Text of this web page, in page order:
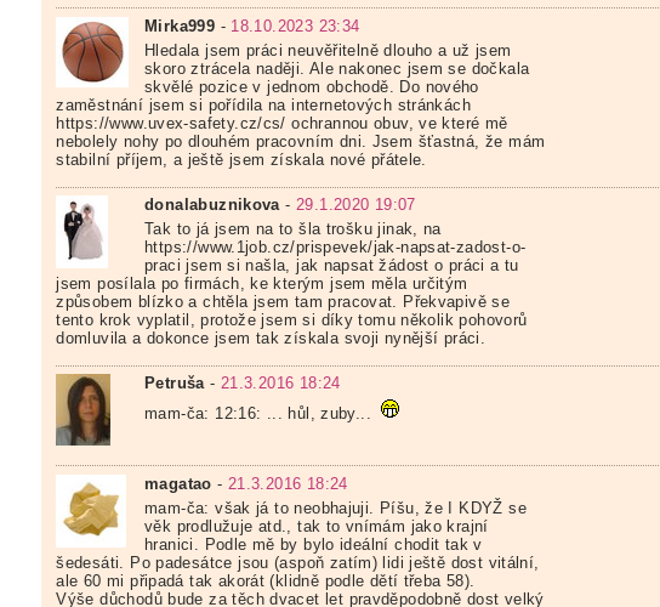
Mirka999 - 18.10.2023 23:34
Hledala jsem práci neuvěřitelně dlouho a už jsem
skoro ztrácela naději. Ale nakonec jsem se dočkala
skvělé pozice v jednom obchodě. Do nového
zaměstnání jsem si pořídila na internetových stránkách
https://www.uvex-safety.cz/cs/ ochrannou obuv, ve které mě
nebolely nohy po dlouhém pracovním dni. Jsem šťastná, že mám
stabilní příjem, a ještě jsem získala nové přátele.
donalabuznikova-29.1.2020 19:07
Tak to já jsem na to šla trošku jinak, na
https://www.1job.cz/prispevek/jak-napsat-zadost-o-
praci jsem si našla, jak napsat žádost o práci a tu
jsem posílala po firmách, ke kterým jsem měla určitým
způsobem blízko a chtěla jsem tam pracovat. Překvapivě se
tento krok vyplatil, protože jsem si díky tomu několik pohovorů
domluvila a dokonce jsem tak získala svoji nynější práci.
Petruša- 21.3.2016 18:24
mam-ča: 12:16: ... hůl, zuby...
magatao - 21.3.2016 18:24
mam-ča: však já to neobhajuji. Píšu, že I KDYŽ se
věk prodlužuje atd., tak to vnímám jako krajní
hranici. Podle mě by bylo ideální chodit tak v
šedesáti. Po padesátce jsou (aspoň zatím) lidi ještě dost vitální,
ale 60 mi připadá tak akorát (klidně podle dětí třeba 58).
Výše důchodů bude za těch dvacet let pravděpodobně dost velký